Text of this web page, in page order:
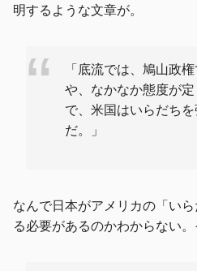
明するような文章が。
「底流では、鳩山政
や、なかなか態度が
で、米国はいらだち
だ。」
なんで日本がアメリカの「い
る必要があるのかわからない